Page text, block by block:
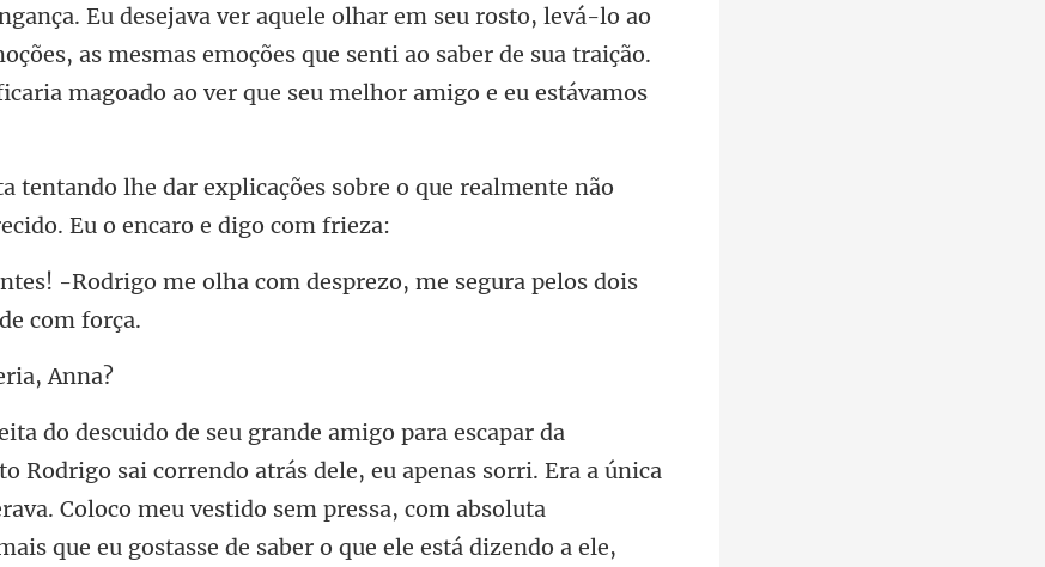
sejava ver aquele olhar em seu rosto, levá-lo ao
as mesmas emoções que senti ao
ções sobre o que realmente não
lha com desprezo, me segura pelos
nica
Coloco meu vestido sem pressa, com absoluta
que eu gostasse de saber o que ele está dizendo a e